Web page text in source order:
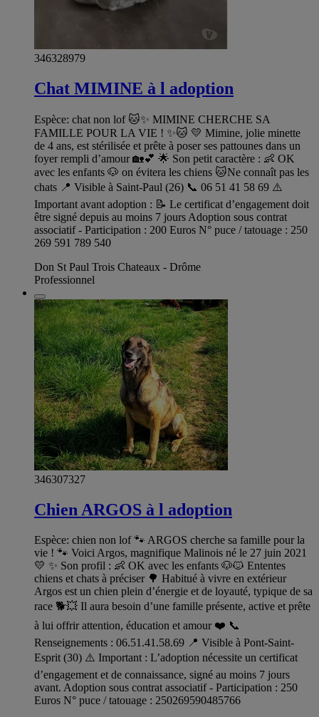
346328979
Chat MIMINE à l adoption
Espèce: chat non lof 🐱✨ MIMINE CHERCHE SA
FAMILLE POUR LA VIE ! ✨🐱 💛 Mimine, jolie minette
de 4 ans, est stérilisée et prête à poser ses pattounes dans un
foyer rempli d’amour 🏡💕 🌟 Son petit caractère : 👶 OK
avec les enfants 🐶 on évitera les chiens 🐱Ne connaît pas les
chats 📍 Visible à Saint-Paul (26) 📞 06 51 41 58 69 ⚠️
Important avant adoption : 📝 Le certificat d’engagement doit
être signé depuis au moins 7 jours Adoption sous contrat
associatif - Participation : 200 Euros N° puce / tatouage : 250
269 591 789 540
Don St Paul Trois Chateaux - Drôme
Professionnel
346307327
Chien ARGOS à l adoption
Espèce: chien non lof 🐾 ARGOS cherche sa famille pour la
vie ! 🐾 Voici Argos, magnifique Malinois né le 27 juin 2021
💛 ✨ Son profil : 👶 OK avec les enfants 🐶🐱 Ententes
chiens et chats à préciser 🌳 Habitué à vivre en extérieur
Argos est un chien plein d’énergie et de loyauté, typique de sa
race 🐕💥 Il aura besoin d’une famille présente, active et prête
à lui offrir attention, éducation et amour ❤️ 📞
Renseignements : 06.51.41.58.69 📍 Visible à Pont-Saint-
Esprit (30) ⚠️ Important : L’adoption nécessite un certificat
d’engagement et de connaissance, signé au moins 7 jours
avant. Adoption sous contrat associatif - Participation : 250
Euros N° puce / tatouage : 250269590485766